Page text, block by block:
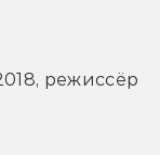
режиссёр